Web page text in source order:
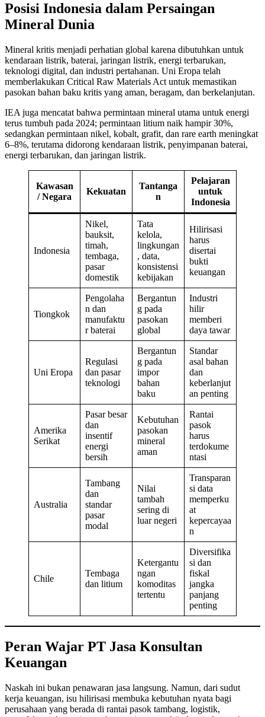
Posisi Indonesia dalam Persaingan
Mineral Dunia
Mineral kritis menjadi perhatian global karena dibutuhkan untuk
kendaraan listrik, baterai, jaringan listrik, energi terbarukan,
teknologi digital, dan industri pertahanan. Uni Eropa telah
memberlakukan Critical Raw Materials Act untuk memastikan
pasokan bahan baku kritis yang aman, beragam, dan berkelanjutan.
IEA juga mencatat bahwa permintaan mineral utama untuk energi
terus tumbuh pada 2024; permintaan litium naik hampir 30%,
sedangkan permintaan nikel, kobalt, grafit, dan rare earth meningkat
6–8%, terutama didorong kendaraan listrik, penyimpanan baterai,
energi terbarukan, dan jaringan listrik.
Kawasan
/ Negara
Kekuatan
Tantanga
n
Pelajaran
untuk
Indonesia
Indonesia
Nikel,
bauksit,
timah,
tembaga,
pasar
domestik
Tata
kelola,
lingkungan
, data,
konsistensi
kebijakan
Hilirisasi
harus
disertai
bukti
keuangan
Tiongkok
Pengolaha
n dan
manufaktu
r baterai
Bergantun
g pada
pasokan
global
Industri
hilir
memberi
daya tawar
Uni Eropa
Regulasi
dan pasar
teknologi
Bergantun
g pada
impor
bahan
baku
Standar
asal bahan
dan
keberlanjut
an penting
Amerika
Serikat
Pasar besar
dan
insentif
energi
bersih
Kebutuhan
pasokan
mineral
aman
Rantai
pasok
harus
terdokume
ntasi
Australia
Tambang
dan
standar
pasar
modal
Nilai
tambah
sering di
luar negeri
Transparan
si data
memperku
at
kepercayaa
n
Chile
Tembaga
dan litium
Ketergantu
ngan
komoditas
tertentu
Diversifika
si dan
fiskal
jangka
panjang
penting
Peran Wajar PT Jasa Konsultan
Keuangan
Naskah ini bukan penawaran jasa langsung. Namun, dari sudut
kerja keuangan, isu hilirisasi membuka kebutuhan nyata bagi
perusahaan yang berada di rantai pasok tambang, logistik,